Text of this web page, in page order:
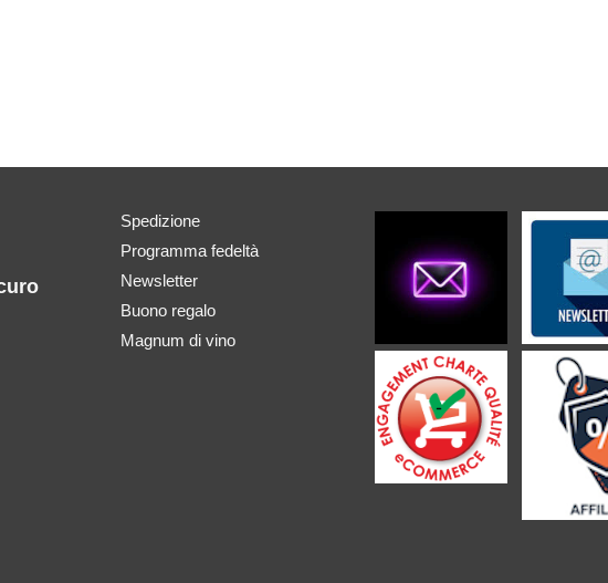
Spedizione
Programma fedeltà
Newsletter
Buono regalo
Magnum di vino